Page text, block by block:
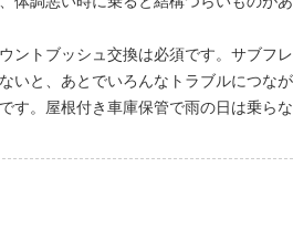
ントブッシュ交換は必須です。サブフ
いと、あとでいろんなトラブルにつなが
す。屋根付き車庫保管で雨の日は乗ら